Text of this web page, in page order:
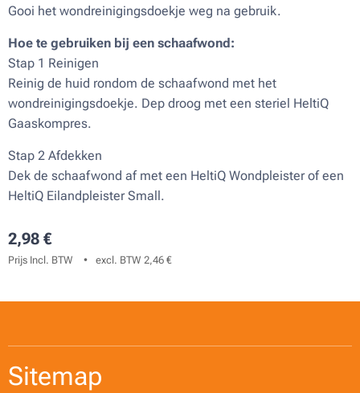
Gooi het wondreinigingsdoekje weg na gebruik.
Hoe te gebruiken bij een schaafwond:
Stap 1 Reinigen
Reinig de huid rondom de schaafwond met het
wondreinigingsdoekje. Dep droog met een steriel HeltiQ
Gaaskompres.
Stap 2 Afdekken
Dek de schaafwond af met een HeltiQ Wondpleister of een
HeltiQ Eilandpleister Small.
2,98 €
Prijs Incl. BTW excl. BTW 2,46 €
Sitemap